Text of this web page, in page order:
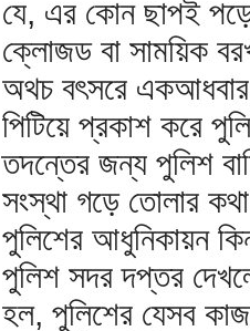
যে, এর কোন ছাপই পড়ে
ক্লোজড বা সাময়িক
অথচ বৎসরে একআধবার
পিটিয়ে প্রকাশ করে
তদন্তের জন্য পুলিশ
সংস্থা গড়ে তোলার
পুলিশের আধুনিকায়ন
পুলিশ সদর দপ্তর
হল, পুলিশের যেসব